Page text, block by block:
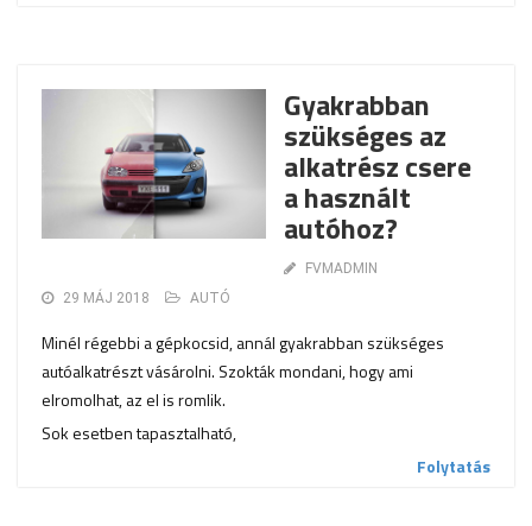
Gyakrabban
szükséges az
alkatrész csere
a használt
autóhoz?
FVMADMIN
29 MÁJ 2018
AUTÓ
Minél régebbi a gépkocsid, annál gyakrabban szükséges
autóalkatrészt vásárolni. Szokták mondani, hogy ami
elromolhat, az el is romlik.
Sok esetben tapasztalható,
Folytatás